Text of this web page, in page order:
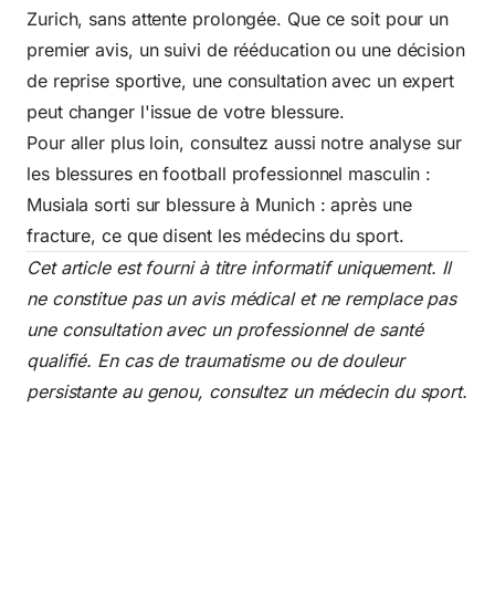
Zurich, sans attente prolongée. Que ce soit pour un
premier avis, un suivi de rééducation ou une décision
de reprise sportive, une consultation avec un expert
peut changer l'issue de votre blessure.
Pour aller plus loin, consultez aussi notre analyse sur
les blessures en football professionnel masculin :
Musiala sorti sur blessure à Munich : après une
fracture, ce que disent les médecins du sport.
Cet article est fourni à titre informatif uniquement. Il
ne constitue pas un avis médical et ne remplace pas
une consultation avec un professionnel de santé
qualifié. En cas de traumatisme ou de douleur
persistante au genou, consultez un médecin du sport.